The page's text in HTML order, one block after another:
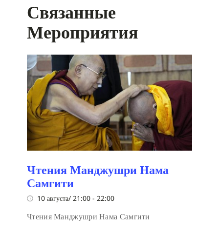
Связанные
Мероприятия
Чтения Манджушри Нама
Самгити
10 августа/ 21:00 - 22:00
Чтения Манджушри Нама Самгити